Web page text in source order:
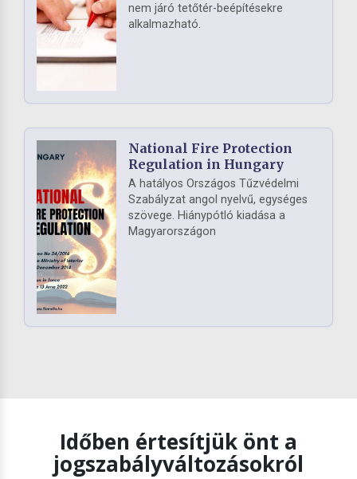
nem járó tetőtér-beépítésekre
alkalmazható.
National Fire Protection
Regulation in Hungary
A hatályos Országos Tűzvédelmi
Szabályzat angol nyelvű, egységes
szövege. Hiánypótló kiadása a
Magyarországon
Időben értesítjük önt a
jogszabályváltozásokról